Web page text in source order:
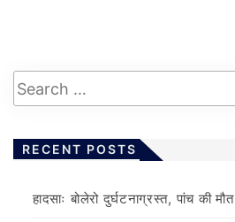
RECENT POSTS
हादसाः बोलेरो दुर्घटनाग्रस्त, पांच की मौत